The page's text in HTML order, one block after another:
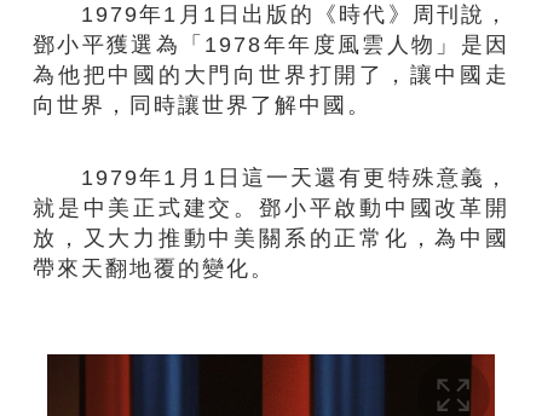
1979年1月1日出版的《時代》周刊說，
鄧小平獲選為「1978年年度風雲人物」是因
為他把中國的大門向世界打開了，讓中國走
向世界，同時讓世界了解中國。
1979年1月1日這一天還有更特殊意義，
就是中美正式建交。鄧小平啟動中國改革開
放，又大力推動中美關系的正常化，為中國
帶來天翻地覆的變化。